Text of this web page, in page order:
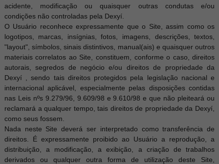
acidente, modificação ou quaisquer outras condutas e/ou
condições não controladas pela Dexyí.
O Usuário reconhece expressamente que o Site, assim como os
logotipos, marcas, insígnias, fotos, imagens, descrições, textos,
"layout", símbolos, sinais distintivos, manual(ais) e quaisquer outros
materiais correlatos ao Site, constituem, conforme o caso, direitos
autorais, segredos de negócio e/ou direitos de propriedade da
Dexyí , sendo tais direitos protegidos pela legislação nacional e
internacional aplicável, especialmente pelas disposições contidas
nas Leis nºs 9.279/96, 9.609/98 e 9.610/98 e que não pleiteará ou
reclamará a qualquer tempo, tais direitos de propriedade da Dexyí,
como seus fossem.
Nada neste Site deverá ser interpretado como transferência de
direitos. É expressamente proibido ao Usuário a reprodução, a
distribuição, a modificação, a exibição, a criação de trabalhos
derivados ou qualquer outra forma de utilização deste Site,